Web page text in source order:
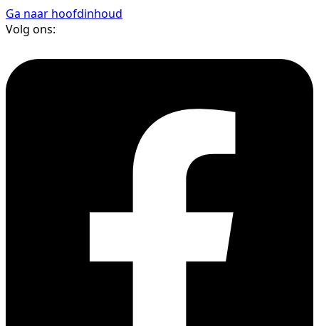
Ga naar hoofdinhoud
Volg ons: